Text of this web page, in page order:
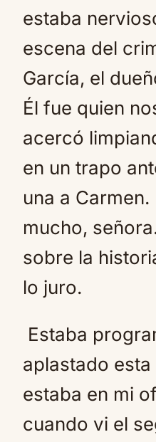
estaba
escena del
García, el
Él fue quien
acercó
en un trapo
una a
mucho,
sobre la
lo juro.
Estaba
aplastado
estaba en mi
cuando vi el